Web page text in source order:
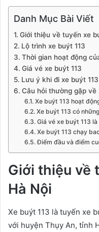
Danh Mục Bài Viết
Giới thiệu về tuyến xe
Lộ trình xe buýt 113
Thời gian hoạt động
Giá vé xe buýt 113
Lưu ý khi đi xe buýt 113
Câu hỏi thường gặp về
Xe buýt 113 hoạt
Xe buýt 113 có
Giá vé xe buýt 113 là
Xe buýt 113 chạy
Điểm đầu và điểm
Giới thiệu về
Hà Nội
Xe buýt 113 là tuyến xe
với huyện Thụy An, tỉnh